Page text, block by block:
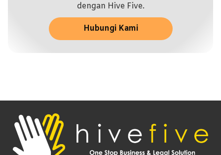
dengan Hive Five.
Hubungi Kami